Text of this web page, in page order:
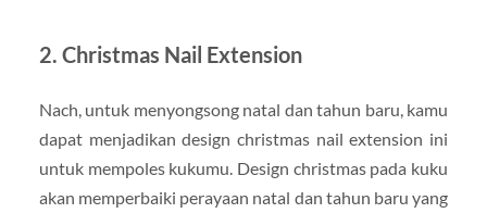
2. Christmas Nail Extension
Nach, untuk menyongsong natal dan tahun baru, kamu
dapat menjadikan design christmas nail extension ini
untuk mempoles kukumu. Design christmas pada kuku
akan memperbaiki perayaan natal dan tahun baru yang